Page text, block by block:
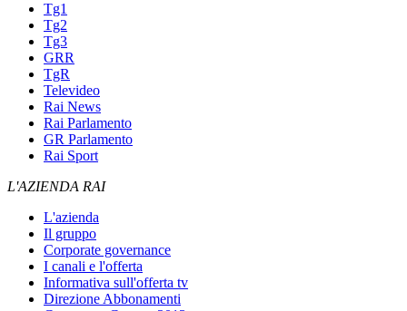
Tg1
Tg2
Tg3
GRR
TgR
Televideo
Rai News
Rai Parlamento
GR Parlamento
Rai Sport
L'AZIENDA RAI
L'azienda
Il gruppo
Corporate governance
I canali e l'offerta
Informativa sull'offerta tv
Direzione Abbonamenti